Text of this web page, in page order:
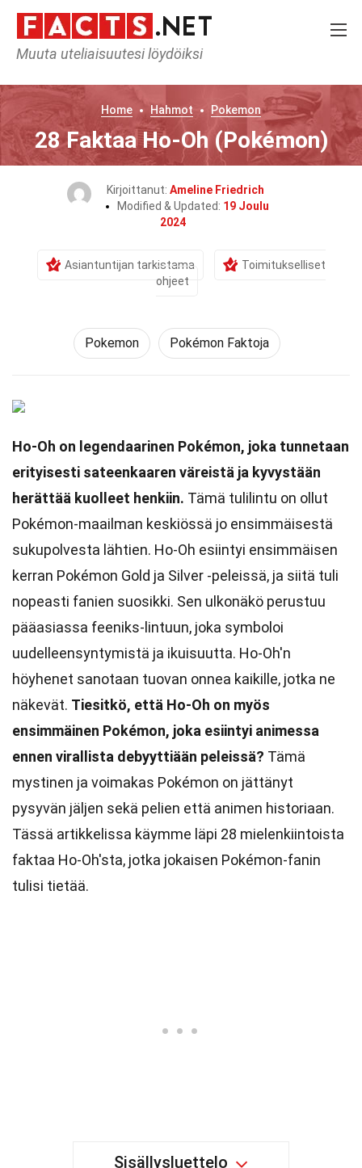
Muuta uteliaisuutesi löydöiksi
Home Hahmot Pokemon
28 Faktaa Ho-Oh (Pokémon)
Kirjoittanut: Ameline Friedrich
Modified & Updated: 19 Joulu
2024
Asiantuntijan tarkistama
Toimitukselliset
ohjeet
Pokemon Pokémon Faktoja
Ho-Oh on legendaarinen Pokémon, joka tunnetaan
erityisesti sateenkaaren väreistä ja kyvystään
herättää kuolleet henkiin. Tämä tulilintu on ollut
Pokémon-maailman keskiössä jo ensimmäisestä
sukupolvesta lähtien. Ho-Oh esiintyi ensimmäisen
kerran Pokémon Gold ja Silver -peleissä, ja siitä tuli
nopeasti fanien suosikki. Sen ulkonäkö perustuu
pääasiassa feeniks-lintuun, joka symboloi
uudelleensyntymistä ja ikuisuutta. Ho-Oh'n
höyhenet sanotaan tuovan onnea kaikille, jotka ne
näkevät. Tiesitkö, että Ho-Oh on myös
ensimmäinen Pokémon, joka esiintyi animessa
ennen virallista debyyttiään peleissä? Tämä
mystinen ja voimakas Pokémon on jättänyt
pysyvän jäljen sekä pelien että animen historiaan.
Tässä artikkelissa käymme läpi 28 mielenkiintoista
faktaa Ho-Oh'sta, jotka jokaisen Pokémon-fanin
tulisi tietää.
Sisällysluettelo